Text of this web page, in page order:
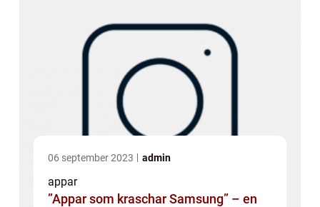
06 september 2023 admin
appar
”Appar som kraschar Samsung” – en